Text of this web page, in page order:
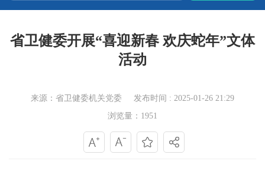
省卫健委开展“喜迎新春 欢庆蛇年”文体
活动
来源：省卫健委机关党委
发布时间 : 2025-01-26 21:29
浏览量：1951